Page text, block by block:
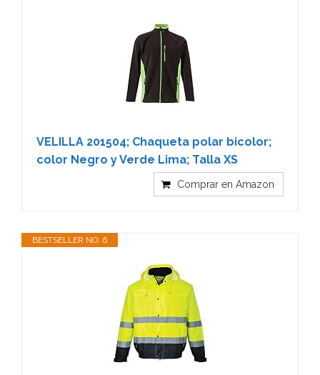
VELILLA 201504; Chaqueta polar bicolor;
color Negro y Verde Lima; Talla XS
Comprar en Amazon
BESTSELLER NO. 6